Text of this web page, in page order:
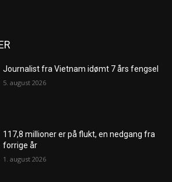
Journalist fra Vietnam idømt 7 års fengsel
5. august 2026
117,8 millioner er på flukt, en nedgang fra
forrige år
1. august 2026